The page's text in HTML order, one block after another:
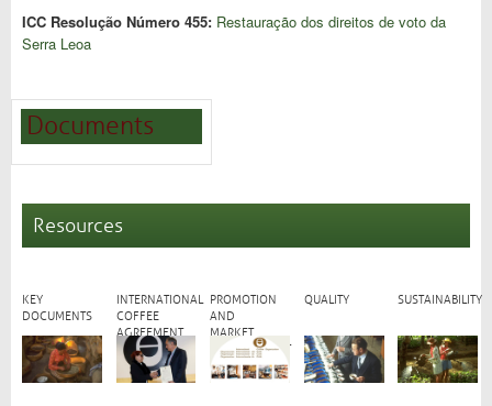
ICC Resolução Número 455: Restauração dos direitos de voto da
Serra Leoa
Documents
Resources
KEY
DOCUMENTS
INTERNATIONAL
COFFEE
AGREEMENT
PROMOTION
AND
MARKET
DEVELOPMENT
QUALITY SUSTAINABILITY